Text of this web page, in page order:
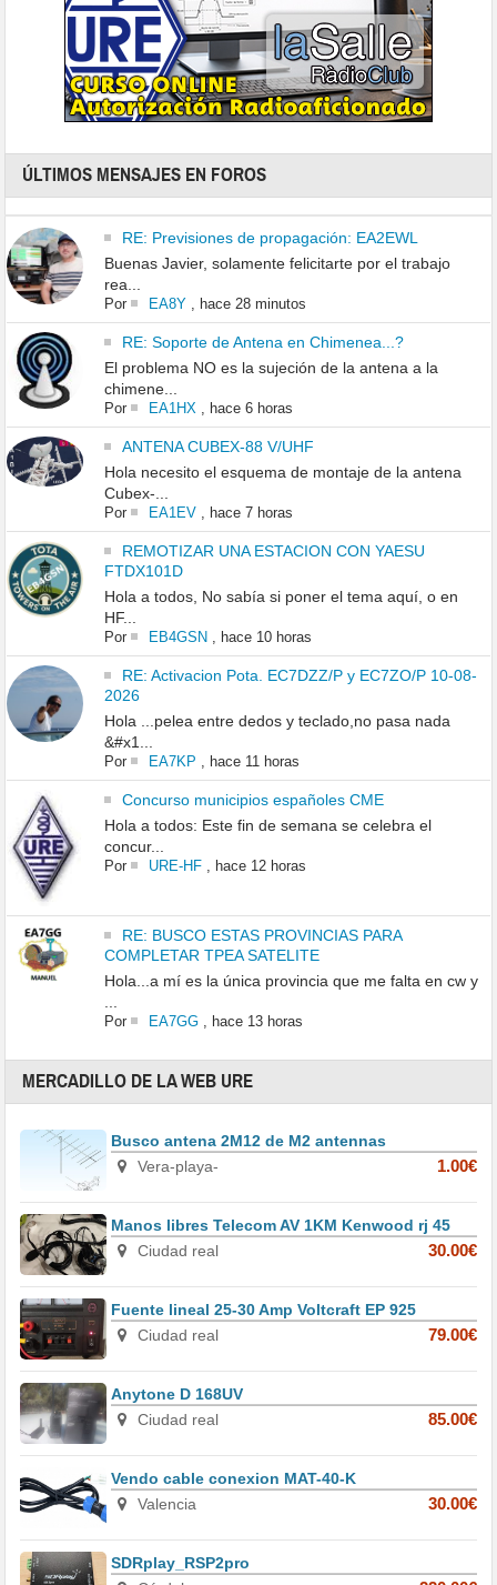
ÚLTIMOS MENSAJES EN FOROS
RE: Previsiones de propagación: EA2EWL
Buenas Javier, solamente felicitarte por el trabajo
rea...
Por EA8Y, hace 28 minutos
RE: Soporte de Antena en Chimenea...?
El problema NO es la sujeción de la antena a la
chimene...
Por EA1HX, hace 6 horas
ANTENA CUBEX-88 V/UHF
Hola necesito el esquema de montaje de la antena
Cubex-...
Por EA1EV, hace 7 horas
REMOTIZAR UNA ESTACION CON YAESU
FTDX101D
Hola a todos, No sabía si poner el tema aquí, o en
HF...
Por EB4GSN , hace 10 horas
RE: Activacion Pota. EC7DZZ/P y EC7ZO/P 10-08-
2026
Hola ...pelea entre dedos y teclado,no pasa nada
&#x1...
Por EA7KP , hace 11 horas
Concurso municipios españoles CME
Hola a todos: Este fin de semana se celebra el
concur...
Por URE-HF, hace 12 horas
RE: BUSCO ESTAS PROVINCIAS PARA
COMPLETAR TPEA SATELITE
Hola...a mí es la única provincia que me falta en cw y
Por EA7GG, hace 13 horas
MERCADILLO DE LA WEB URE
Busco antena 2M12 de M2 antennas
Vera-playa-
1.00€
Manos libres Telecom AV 1KM Kenwood rj 45
Ciudad real
30.00€
Fuente lineal 25-30 Amp Voltcraft EP 925
Ciudad real
79.00€
Anytone D 168UV
Ciudad real
85.00€
Vendo cable conexion MAT-40-K
Valencia
30.00€
SDRplay_RSP2pro